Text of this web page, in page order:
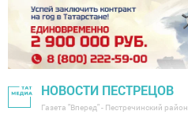
НОВОСТИ ПЕСТРЕЦОВ
Газета "Вперед" - Пестречинский район